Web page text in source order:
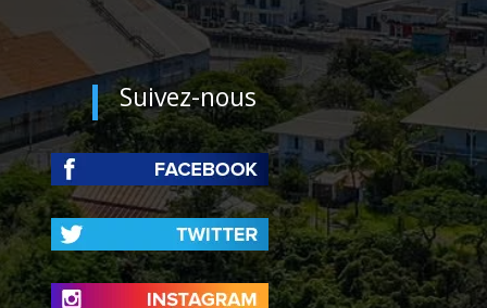
Suivez-nous